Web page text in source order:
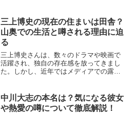
ドについて詳しくご紹介します。K（ケ
イ）さんの家族構成は...
三上博史の現在の住まいは田舎？
山奥での生活と噂される理由に迫
る
三上博史さんは、数々のドラマや映画で
活躍され、独自の存在感を放ってきまし
た。しかし、近年ではメディアでの露出
舎の山奥に住んでいるのでは？」といっ
た話題はファンの間で興味...
中川大志の本名は？気になる彼女
や熱愛の噂について徹底解説！